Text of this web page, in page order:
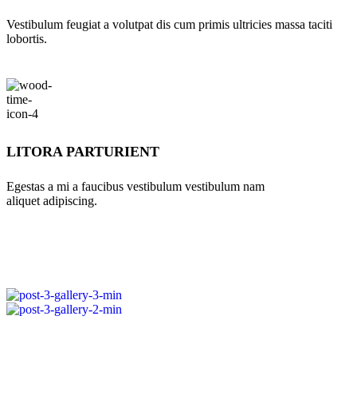
Vestibulum feugiat a volutpat dis cum primis ultricies massa taciti
lobortis.
LITORA PARTURIENT
Egestas a mi a faucibus vestibulum vestibulum nam
aliquet adipiscing.